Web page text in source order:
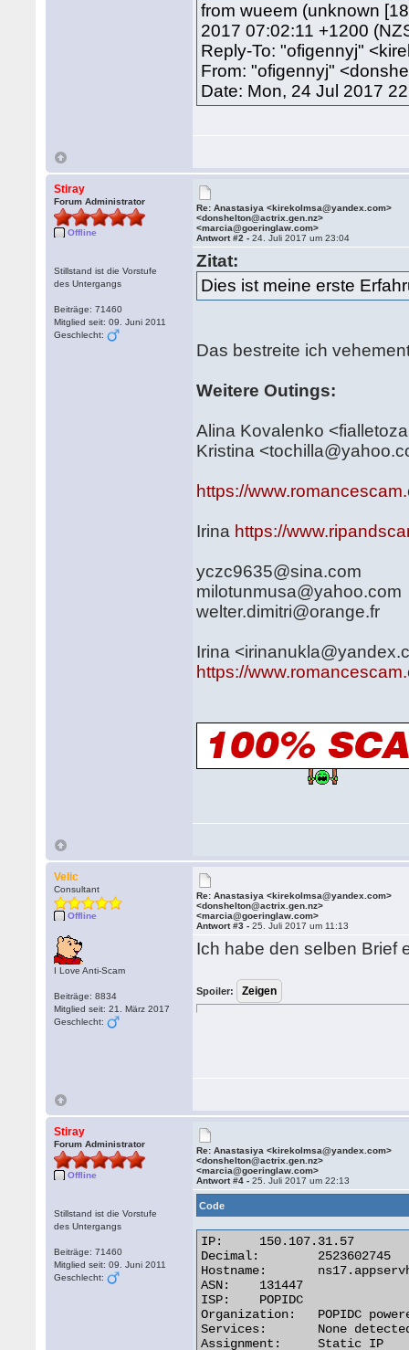
from wueem (unknown
2017 07:02:11 +1200
Reply-To: "ofigennyj"
From: "ofigennyj"
Date: Mon, 24 Jul 2017
Stiray
Forum Administrator
Offline
Stillstand ist die Vorstufe
des Untergangs
Beiträge: 71460
Mitglied seit: 09. Juni 2011
Geschlecht:
Re: Anastasiya <kirekolmsa@yandex.com>
<donshelton@actrix.gen.nz>
<marcia@goeringlaw.com>
Antwort #2 -24. Juli 2017 um 23:04
Zitat:
Dies ist meine erste
Das bestreite ich
Weitere Outings:
Alina Kovalenko
Kristina
https://
Irina https://
yczc9635@sina.com
milotunmusa@yahoo.com
welter.dimitri@orange.fr
Irina
https://
Velic
Consultant
Offline
I Love Anti-Scam
Beiträge: 8834
Mitglied seit: 21. März 2017
Geschlecht:
Re: Anastasiya <kirekolmsa@yandex.com>
<donshelton@actrix.gen.nz>
<marcia@goeringlaw.com>
Antwort #3 -25. Juli 2017 um 11:13
Ich habe den selben Brief
Spoiler:
Stiray
Forum Administrator
Offline
Stillstand ist die Vorstufe
des Untergangs
Beiträge: 71460
Mitglied seit: 09. Juni 2011
Geschlecht:
Re: Anastasiya <kirekolmsa@yandex.com>
<donshelton@actrix.gen.nz>
<marcia@goeringlaw.com>
Antwort #4 -25. Juli 2017 um 22:13
Code
IP:	150.107.31.57
Decimal:	2523602745
Hostname:	ns17.appservhosting.com
ASN:	131447
ISP:	POPIDC
Organization:	POPIDC powered by CSLoxinfo
Services:	None detected
Assignment:	Static IP